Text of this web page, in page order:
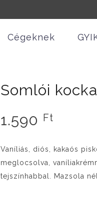
Cégeknek
Somlói
1.590 Ft
Vaníliás, diós, kakaós
meglocsolva,
tejszínhabbal. Mazsola